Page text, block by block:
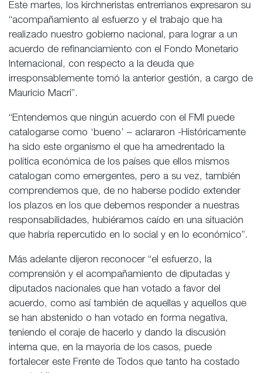
Este martes, los kirchneristas entrerrianos expresaron su
“acompañamiento al esfuerzo y el trabajo que ha
realizado nuestro gobierno nacional, para lograr a un
acuerdo de refinanciamiento con el Fondo Monetario
Internacional, con respecto a la deuda que
irresponsablemente tomó la anterior gestión, a cargo de
Mauricio Macri”.
“Entendemos que ningún acuerdo con el FMI puede
catalogarse como ‘bueno’ – aclararon -Históricamente
ha sido este organismo el que ha amedrentado la
política económica de los países que ellos mismos
catalogan como emergentes, pero a su vez, también
comprendemos que, de no haberse podido extender
los plazos en los que debemos responder a nuestras
responsabilidades, hubiéramos caído en una situación
que habría repercutido en lo social y en lo económico”.
Más adelante dijeron reconocer “el esfuerzo, la
comprensión y el acompañamiento de diputadas y
diputados nacionales que han votado a favor del
acuerdo, como así también de aquellas y aquellos que
se han abstenido o han votado en forma negativa,
teniendo el coraje de hacerlo y dando la discusión
interna que, en la mayoría de los casos, puede
fortalecer este Frente de Todos que tanto ha costado